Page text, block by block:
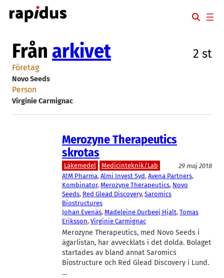
Hoppa
till
Från arkivet 2 st
Företag
Novo Seeds
Person
Virginie Carmignac
Merozyne Therapeutics
skrotas
Läkemedel Medicinteknik/Lab
29 maj 2018
A1M Pharma, Almi Invest Syd, Avena Partners
Kombinator, Merozyne Therapeutics, Novo
Seeds, Red Glead Discovery, Saromics
Biostructures
Johan Evenäs, Madeleine Durbeej Hjalt, Tomas
Eriksson, Virginie Carmignac
Merozyne Therapeutics, med Novo Seeds i
ägarlistan, har avvecklats i det dolda. Bolaget
startades av bland annat Saromics
Biostructure och Red Glead Discovery i Lund.
…